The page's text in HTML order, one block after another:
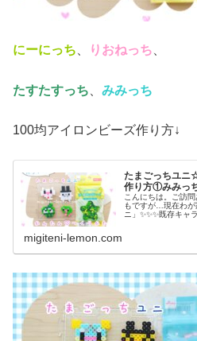
にーにっち、 りおねっち、
たすたすっち みみっち
100均アイロンビーズ作り方↓
たまごっちユニ
作り方①みみっ
こんにちは。ご訪
もですが…現在わが
ニ」✨✨✨既存キャ
migiteni-lemon.com